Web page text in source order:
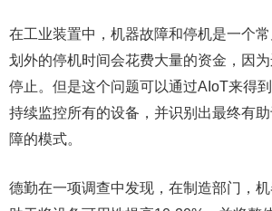
在工业装置中，机器故障和停机是一个
划外的停机时间会花费大量的资金，因
停止。但是这个问题可以通过AIoT来得
持续监控所有的设备，并识别出最终有
障的模式。
德勤在一项调查中发现，在制造部门，